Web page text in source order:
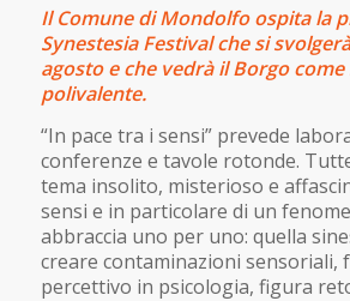
Il Comune di Mondolfo ospita la
Synestesia Festival che si
agosto e che vedrà il Borgo
polivalente.
“In pace tra i sensi” prevede
conferenze e tavole rotonde.
tema insolito, misterioso e
sensi e in particolare di un
abbraccia uno per uno: quella
creare contaminazioni sensoriali,
percettivo in psicologia, figura